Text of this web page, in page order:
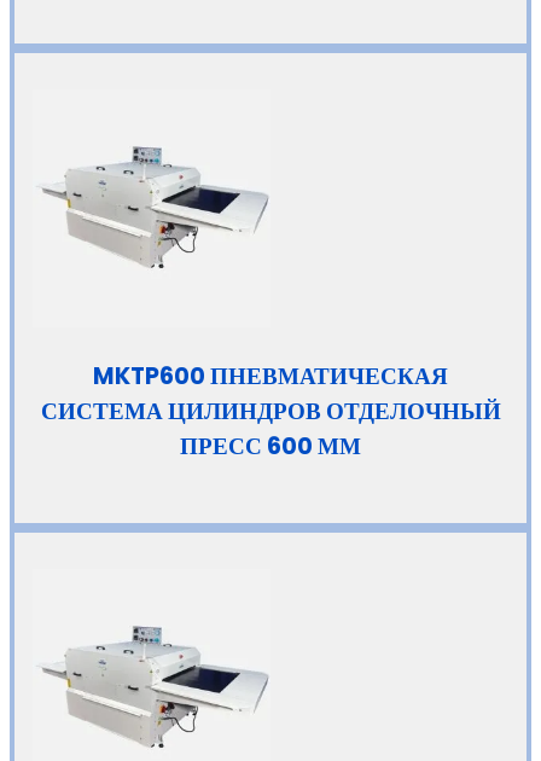
MKTP600 ПНЕВМАТИЧЕСКАЯ
СИСТЕМА ЦИЛИНДРОВ ОТДЕЛОЧНЫЙ
ПРЕСС 600 ММ